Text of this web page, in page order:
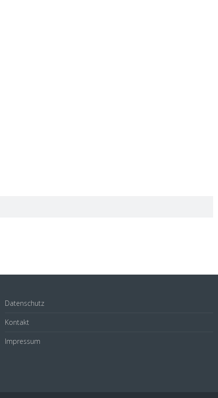
Datenschutz
Kontakt
Impressum